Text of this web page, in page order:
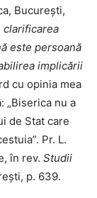
București,
clarificarea
este persoană
implicării
cu opinia mea
„Biserica nu a
de Stat care
Pr. L.
în rev. Studii
p. 639.